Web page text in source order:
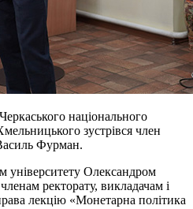
національного
зустрівся член
Фурман.
університету Олександром
ректорату, викладачам і
лекцію «Монетарна політика